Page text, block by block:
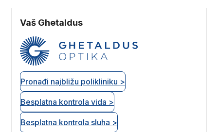
Vaš Ghetaldus
Pronađi najbližu polikliniku >
Besplatna kontrola vida >
Besplatna kontrola sluha >